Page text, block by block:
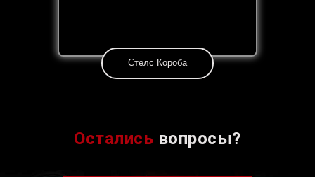
Стелс Короба
Остались вопросы?